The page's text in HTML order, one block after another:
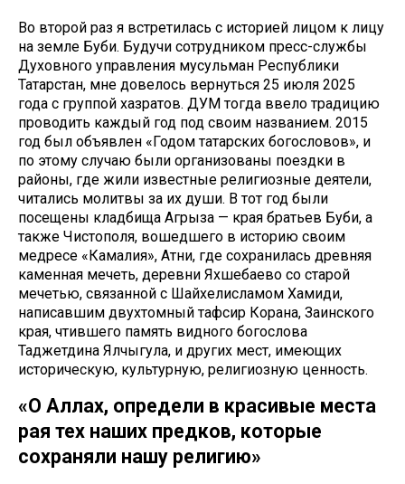
Во второй раз я встретилась с историей лицом к лицу
на земле Буби. Будучи сотрудником пресс-службы
Духовного управления мусульман Республики
Татарстан, мне довелось вернуться 25 июля 2025
года с группой хазратов. ДУМ тогда ввело традицию
проводить каждый год под своим названием. 2015
год был объявлен «Годом татарских богословов», и
по этому случаю были организованы поездки в
районы, где жили известные религиозные деятели,
читались молитвы за их души. В тот год были
посещены кладбища Агрыза — края братьев Буби, а
также Чистополя, вошедшего в историю своим
медресе «Камалия», Атни, где сохранилась древняя
каменная мечеть, деревни Яхшебаево со старой
мечетью, связанной с Шайхелисламом Хамиди,
написавшим двухтомный тафсир Корана, Заинского
края, чтившего память видного богослова
Таджетдина Ялчыгула, и других мест, имеющих
историческую, культурную, религиозную ценность.
«О Аллах, определи в красивые места
рая тех наших предков, которые
сохраняли нашу религию»